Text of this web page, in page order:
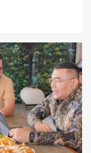
Rd.
kasih atas
Tangerang